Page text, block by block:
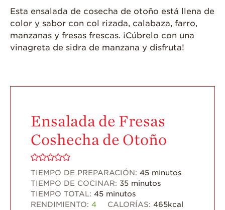
¡Disfrute 8-al-día!
Para Profesionales
de Salud
¡Come Más Snacks!
Smoothies y
Bebidas
Desayuno
Platillo Principal
Recetas Festivas
Esta ensalada de cosecha de otoño está llena de
color y sabor con col rizada, calabaza, farro,
manzanas y fresas frescas. ¡Cúbrelo con una
vinagreta de sidra de manzana y disfruta!
Ensalada de Fresas
Coshecha de Otoño
TIEMPO DE PREPARACIÓN: 45 minutos
TIEMPO DE COCINAR: 35 minutos
TIEMPO TOTAL: 45 minutos
RENDIMIENTO: 4 CALORÍAS:465kcal